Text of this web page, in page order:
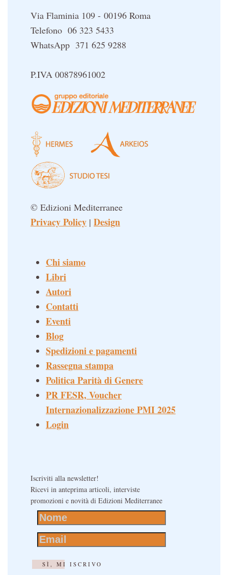
Via Flaminia 109 - 00196 Roma
Telefono 06 323 5433
WhatsApp 371 625 9288
P.IVA 00878961002
© Edizioni Mediterranee
Privacy Policy | Design
Chi siamo
Libri
Autori
Contatti
Eventi
Blog
Spedizioni e pagamenti
Rassegna stampa
Politica Parità di Genere
PR FESR, Voucher
Internazionalizzazione PMI 2025
Login
Iscriviti alla newsletter!
Ricevi in anteprima articoli, interviste
promozioni e novità di Edizioni Mediterranee
SÌ, MI ISCRIVO